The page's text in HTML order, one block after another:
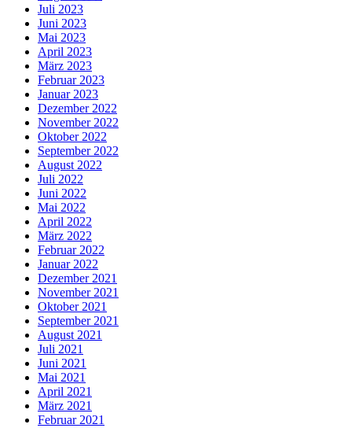
Juli 2023
Juni 2023
Mai 2023
April 2023
März 2023
Februar 2023
Januar 2023
Dezember 2022
November 2022
Oktober 2022
September 2022
August 2022
Juli 2022
Juni 2022
Mai 2022
April 2022
März 2022
Februar 2022
Januar 2022
Dezember 2021
November 2021
Oktober 2021
September 2021
August 2021
Juli 2021
Juni 2021
Mai 2021
April 2021
März 2021
Februar 2021